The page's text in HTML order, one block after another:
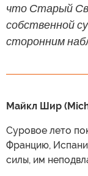
что Старый
собственной
сторонним
Майкл Шир
Суровое лето
Францию,
силы, им